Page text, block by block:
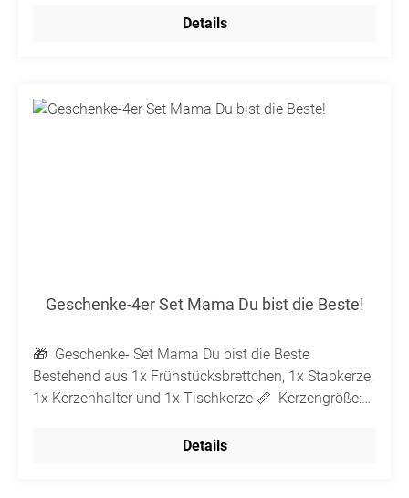
Details
Geschenke-4er Set Mama Du bist die Beste!
🎁 Geschenke- Set Mama Du bist die Beste
Bestehend aus 1x Frühstücksbrettchen, 1x Stabkerze,
1x Kerzenhalter und 1x Tischkerze 📏 Kerzengröße:
für alle gängigen Stabkerzen-Halter 🔏 Kerze ist nicht
Details